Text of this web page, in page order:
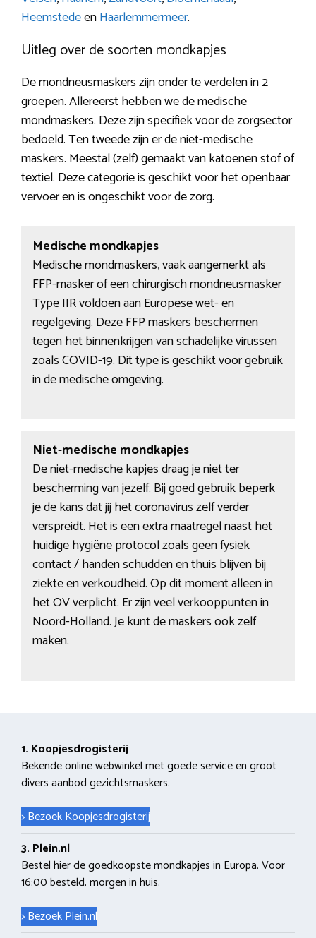
HeemstedeenHaarlemmermeer.
Uitleg over de soorten mondkapjes
De mondneusmaskers zijn onder te verdelen in 2
groepen. Allereerst hebben we de medische
mondmaskers. Deze zijn specifiek voor de zorgsector
bedoeld. Ten tweede zijn er de niet-medische
maskers. Meestal (zelf) gemaakt van katoenen stof of
textiel. Deze categorie is geschikt voor het openbaar
vervoer en is ongeschikt voor de zorg.
Medische mondkapjes
Medische mondmaskers, vaak aangemerkt als
FFP-masker of een chirurgisch mondneusmasker
Type IIR voldoen aan Europese wet- en
regelgeving. Deze FFP maskers beschermen
tegen het binnenkrijgen van schadelijke virussen
zoals COVID-19. Dit type is geschikt voor gebruik
in de medische omgeving.
Niet-medische mondkapjes
De niet-medische kapjes draag je niet ter
bescherming van jezelf. Bij goed gebruik beperk
je de kans dat jij het coronavirus zelf verder
verspreidt. Het is een extra maatregel naast het
huidige hygiëne protocol zoals geen fysiek
contact / handen schudden en thuis blijven bij
ziekte en verkoudheid. Op dit moment alleen in
het OV verplicht. Er zijn veel verkooppunten in
Noord-Holland. Je kunt de maskers ook zelf
maken.
1. Koopjesdrogisterij
Bekende online webwinkel met goede service en groot
divers aanbod gezichtsmaskers.
> Bezoek Koopjesdrogisterij
3. Plein.nl
Bestel hier de goedkoopste mondkapjes in Europa. Voor
16:00 besteld, morgen in huis.
> Bezoek Plein.nl